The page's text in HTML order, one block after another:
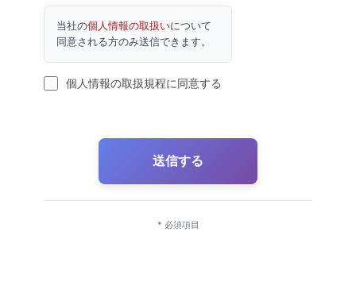
当社の個人情報の取扱いについて
同意される方のみ送信できます。
個人情報の取扱規程に同意する
送信する
* 必須項目